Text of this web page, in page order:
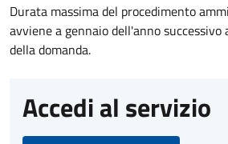
Durata massima del procedimento
avviene a gennaio dell'anno
della domanda.
Accedi al servizio